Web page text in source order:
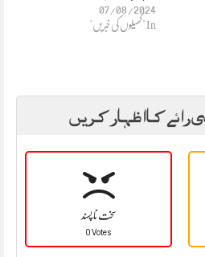
07/08/2024
In "کھیلوں کی خبریں"
رائے کا اظہار کریں
سخت نا پسند
0 Votes